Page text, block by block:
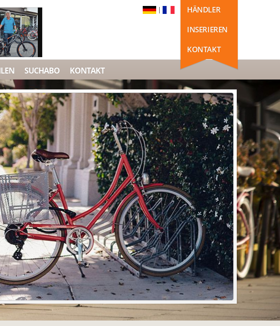
HÄNDLER
INSERIEREN
KONTAKT
|
SUCHABO KONTAKT